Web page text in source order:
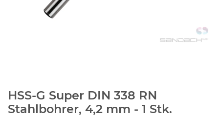
HSS-G Super DIN 338 RN
Stahlbohrer, 4,2 mm - 1 Stk.